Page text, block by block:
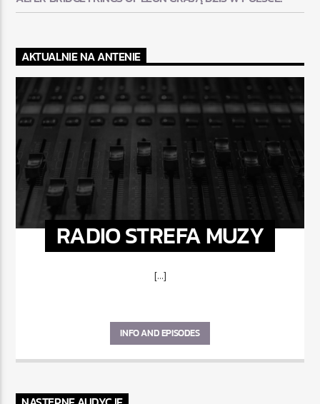
AKTUALNIE NA ANTENIE
RADIO STREFA MUZY
[...]
INFO AND EPISODES